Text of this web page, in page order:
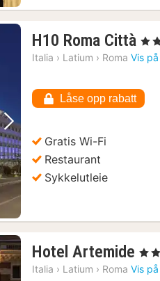
Neste bilde
H10 Roma Città 1
kr.
, 4
Italia › Latium › Roma Vis
Låse opp rabatt
Gratis Wi-Fi
Restaurant
Sykkelutleie
Hotel Artemide 1
, 4
Italia › Latium › Roma Vis